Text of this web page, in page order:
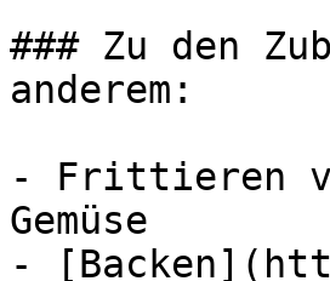
### Zu den
anderem:
- Frittieren
Gemüse
-